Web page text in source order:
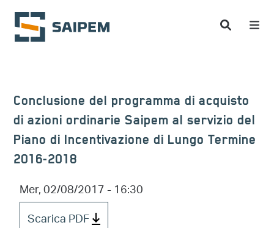
Salta al contenuto principale
Conclusione del programma di acquisto
di azioni ordinarie Saipem al servizio del
Piano di Incentivazione di Lungo Termine
2016-2018
Mer, 02/08/2017 - 16:30
Scarica PDF